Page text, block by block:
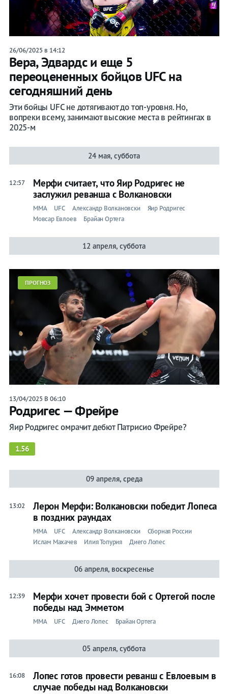
26/06/2025 в 14:12
Вера, Эдвардс и еще 5
переоцененных бойцов UFC на
сегодняшний день
Эти бойцы UFC не дотягивают до топ-уровня. Но,
вопреки всему, занимают высокие места в рейтингах в
2025-м
24 мая, суббота
12:57
Мерфи считает, что Яир Родригес не
заслужил реванша с Волкановски
ММА UFC Александр Волкановски
Яир Родригес
Мовсар Евлоев
Брайан Ортега
12 апреля, суббота
ПРОГНОЗ
13/04/2025 В 06:10
Родригес — Фрейре
Яир Родригес омрачит дебют Патрисио Фрейре?
1.56
09 апреля, среда
13:02
Лерон Мерфи: Волкановски победит Лопеса
в поздних раундах
ММА UFC Александр Волкановски
Сборная России
Ислам Махачев
Илия Топурия Диего Лопес
06 апреля, воскресенье
12:39
Мерфи хочет провести бой с Ортегой после
победы над Эмметом
ММА UFC Диего Лопес Брайан Ортега
05 апреля, суббота
16:08
Лопес готов провести реванш с Евлоевым в
случае победы над Волкановски